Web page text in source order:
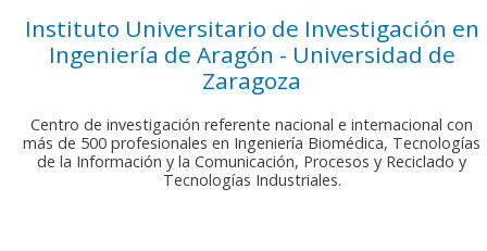
Instituto Universitario de Investigación en
Ingeniería de Aragón - Universidad de
Zaragoza
Centro de investigación referente nacional e internacional con
más de 500 profesionales en Ingeniería Biomédica, Tecnologías
de la Información y la Comunicación, Procesos y Reciclado y
Tecnologías Industriales.